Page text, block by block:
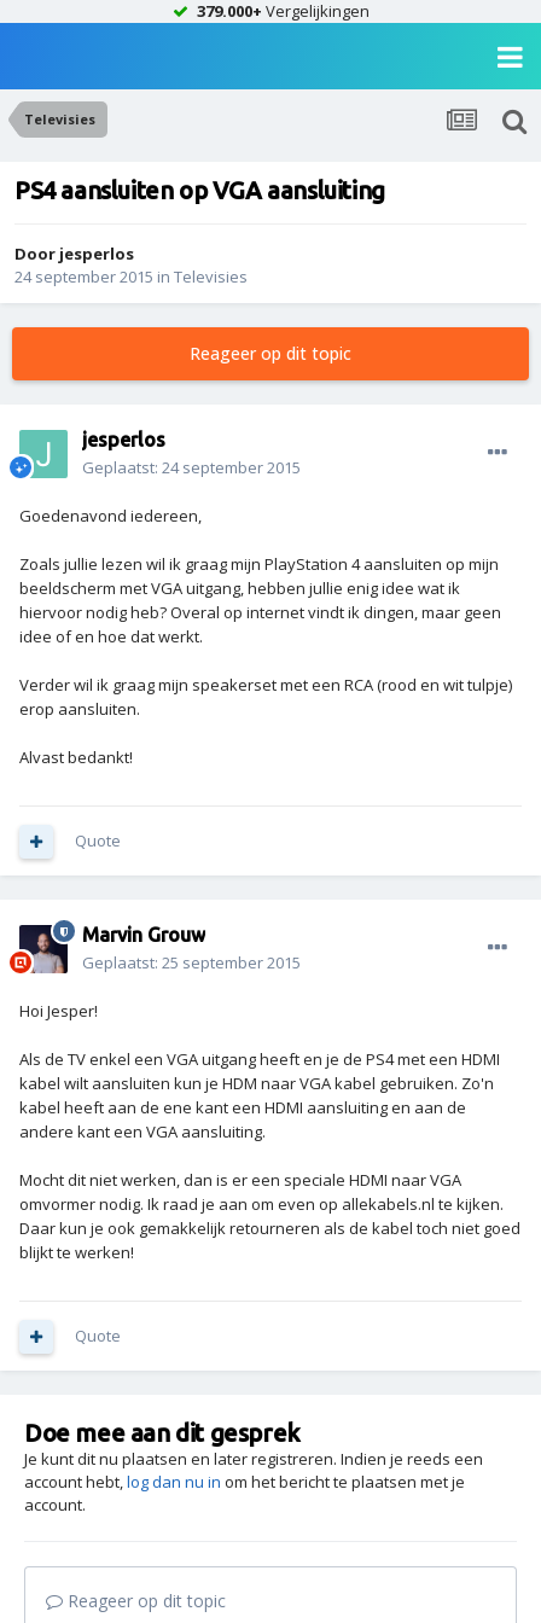
379.000+ Vergelijkingen
Televisies
PS4 aansluiten op VGA aansluiting
Door jesperlos
24 september 2015 in Televisies
Reageer op dit topic
jesperlos
Geplaatst: 24 september 2015
Goedenavond iedereen,
Zoals jullie lezen wil ik graag mijn PlayStation 4 aansluiten op mijn
beeldscherm met VGA uitgang, hebben jullie enig idee wat ik
hiervoor nodig heb? Overal op internet vindt ik dingen, maar geen
idee of en hoe dat werkt.
Verder wil ik graag mijn speakerset met een RCA (rood en wit tulpje)
erop aansluiten.
Alvast bedankt!
Quote
Marvin Grouw
Geplaatst: 25 september 2015
Hoi Jesper!
Als de TV enkel een VGA uitgang heeft en je de PS4 met een HDMI
kabel wilt aansluiten kun je HDM naar VGA kabel gebruiken. Zo'n
kabel heeft aan de ene kant een HDMI aansluiting en aan de
andere kant een VGA aansluiting.
Mocht dit niet werken, dan is er een speciale HDMI naar VGA
omvormer nodig. Ik raad je aan om even op allekabels.nl te kijken.
Daar kun je ook gemakkelijk retourneren als de kabel toch niet goed
blijkt te werken!
Quote
Doe mee aan dit gesprek
Je kunt dit nu plaatsen en later registreren. Indien je reeds een
account hebt,log dan nu in om het bericht te plaatsen met je
account.
Reageer op dit topic